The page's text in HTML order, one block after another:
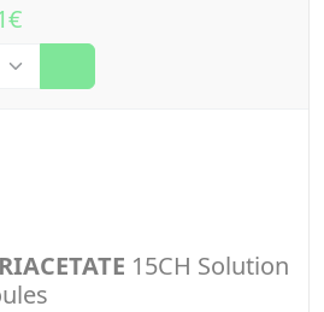
15CH Solution